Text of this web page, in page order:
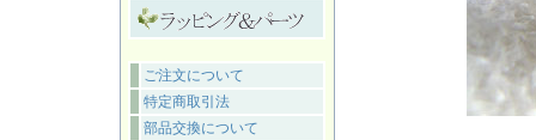
ご注文について
特定商取引法
部品交換について